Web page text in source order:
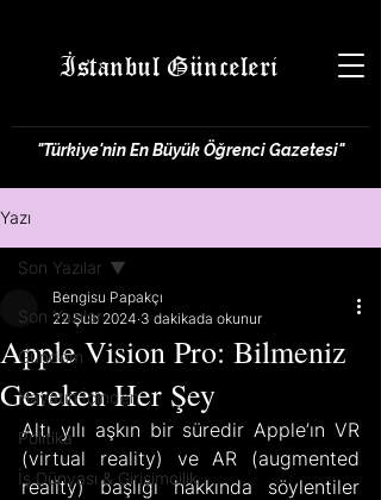
İstanbul Günceleri
"Türkiye'nin En Büyük Öğrenci Gazetesi"
Yazı
Son Yazılar
Gündem
Hayatın İçinden
Politika
İş Dünyası & Girişimcilik
Son Yazılar
Apple Vision Pro: Bilmeniz
Gereken Her Şey
Bengisu Papakçı
22 Şub 2024 3 dakikada okunur
Altı yılı aşkın bir süredir Apple’ın VR
(virtual reality) ve AR (augmented
reality) başlığı hakkında söylentiler